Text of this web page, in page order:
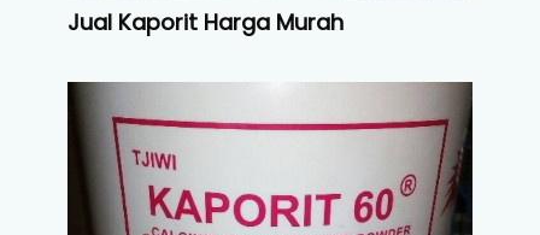
Jual Kaporit Harga Murah